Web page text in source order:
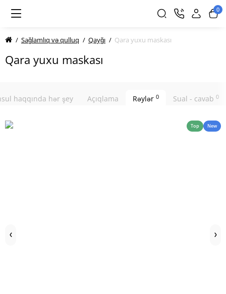
0
Sağlamlıq və qulluq Qayğı Qara yuxu maskası
Qara yuxu maskası
haqqında hər şey Açıqlama Rəylər 0 Sual - cavab 0
Top New